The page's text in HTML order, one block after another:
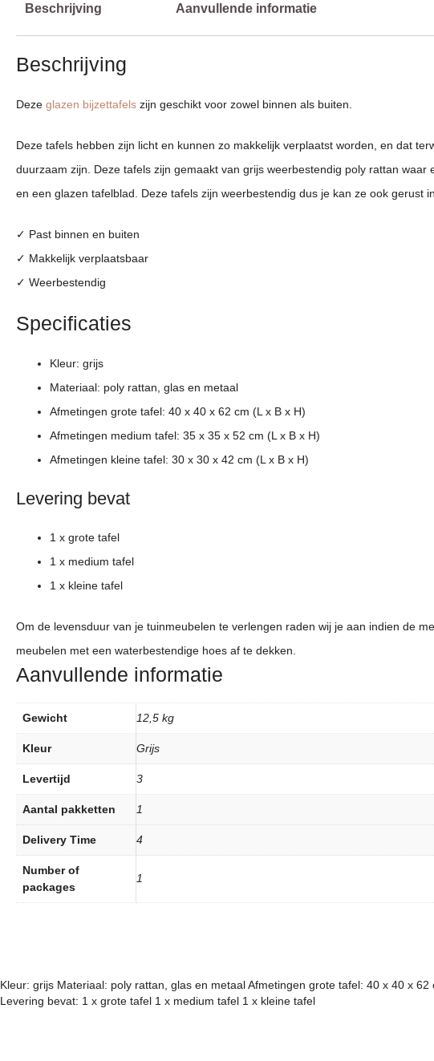
Beschrijving Aanvullende informatie
Beschrijving
Deze glazen bijzettafels zijn geschikt voor zowel binnen als buiten.
Deze tafels hebben zijn licht en kunnen zo makkelijk verplaatst worden, en dat
duurzaam zijn. Deze tafels zijn gemaakt van grijs weerbestendig poly rattan waar
en een glazen tafelblad. Deze tafels zijn weerbestendig dus je kan ze ook gerust
✓ Past binnen en buiten
✓ Makkelijk verplaatsbaar
✓ Weerbestendig
Specificaties
Kleur: grijs
Materiaal: poly rattan, glas en metaal
Afmetingen grote tafel: 40 x 40 x 62 cm (L x B x H)
Afmetingen medium tafel: 35 x 35 x 52 cm (L x B x H)
Afmetingen kleine tafel: 30 x 30 x 42 cm (L x B x H)
Levering bevat
1 x grote tafel
1 x medium tafel
1 x kleine tafel
Om de levensduur van je tuinmeubelen te verlengen raden wij je aan indien de
meubelen met een waterbestendige hoes af te dekken.
Aanvullende informatie
Gewicht 12,5 kg
Kleur Grijs
Levertijd 3
Aantal pakketten 1
Delivery Time 4
Number of
packages
1
Kleur: grijs Materiaal: poly rattan, glas en metaal Afmetingen grote tafel: 40 x 40 x
Levering bevat: 1 x grote tafel 1 x medium tafel 1 x kleine tafel